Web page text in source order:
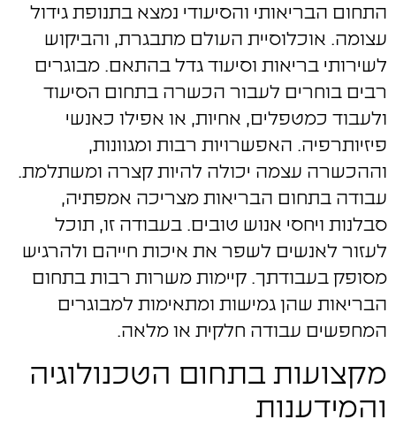
התחום הבריאותי והסיעודי נמצא בתנופת גידול
עצומה. אוכלוסיית העולם מתבגרת, והביקוש
לשירותי בריאות וסיעוד גדל בהתאם. מבוגרים
רבים בוחרים לעבור הכשרה בתחום הסיעוד
ולעבוד כמטפלים, אחיות, או אפילו כאנשי
פיזיותרפיה. האפשרויות רבות ומגוונות,
וההכשרה עצמה יכולה להיות קצרה ומשתלמת.
עבודה בתחום הבריאות מצריכה אמפתיה,
סבלנות ויחסי אנוש טובים. בעבודה זו, תוכל
לעזור לאנשים לשפר את איכות חייהם ולהרגיש
מסופק בעבודתך. קיימות משרות רבות בתחום
הבריאות שהן גמישות ומתאימות למבוגרים
המחפשים עבודה חלקית או מלאה.
מקצועות בתחום הטכנולוגיה
והמידענות